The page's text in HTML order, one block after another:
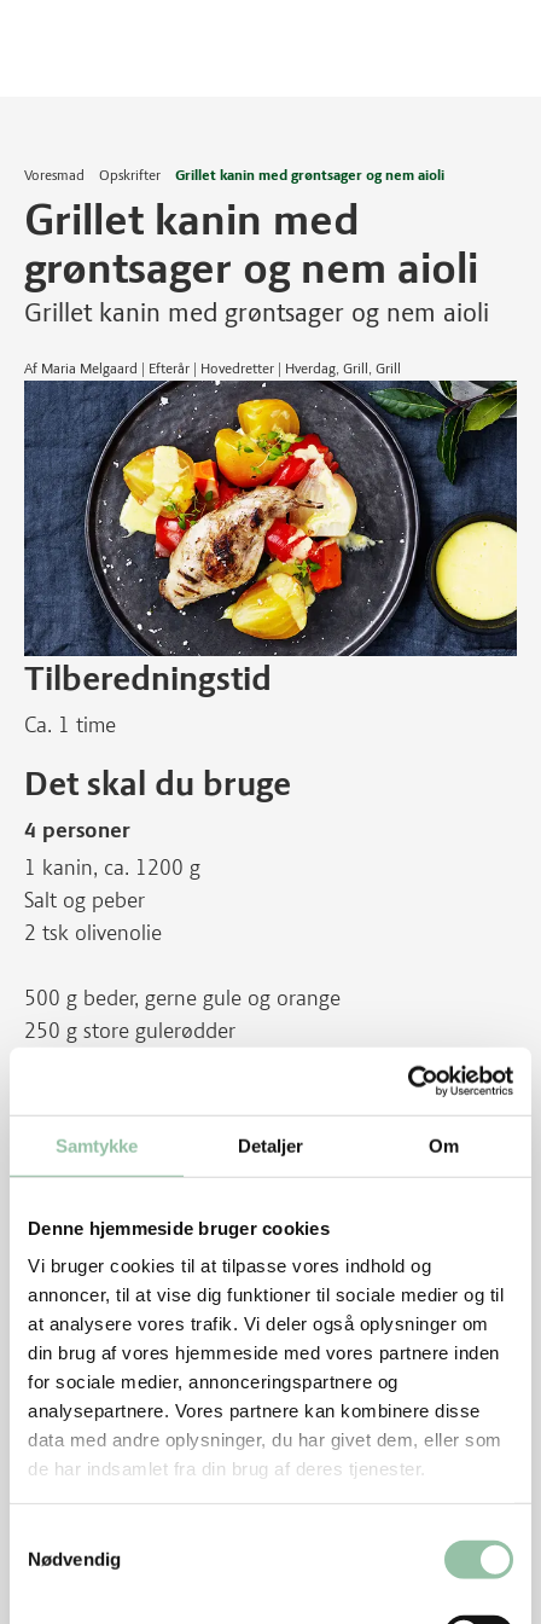
Samtykke Detaljer Om
Denne hjemmeside bruger cookies
Vi bruger cookies til at tilpasse vores indhold og
annoncer, til at vise dig funktioner til sociale medier og til
at analysere vores trafik. Vi deler også oplysninger om
din brug af vores hjemmeside med vores partnere inden
for sociale medier, annonceringspartnere og
analysepartnere. Vores partnere kan kombinere disse
data med andre oplysninger, du har givet dem, eller som
de har indsamlet fra din brug af deres tjenester.
Nødvendig
Voresmad Opskrifter Grillet kanin med grøntsager og nem aioli
Grillet kanin med
grøntsager og nem aioli
Grillet kanin med grøntsager og nem aioli
Af Maria Melgaard | Efterår | Hovedretter | Hverdag, Grill, Grill
Tilberedningstid
Ca. 1 time
Det skal du bruge
4 personer
1 kanin, ca. 1200 g
Salt og peber
2 tsk olivenolie
500 g beder, gerne gule og orange
250 g store gulerødder
1 fed hvidløg
nogle dråber hvidvinseddike
Sådan gør du
Del kaninen i mindre stykker.Se hvordan du parterer
en kanin.
Gnid kødet med krydderi og lidt olie.
Gril dem møre i cirka 30 minutter.
Kom beder i en gryde. Dæk med vand og lad dem